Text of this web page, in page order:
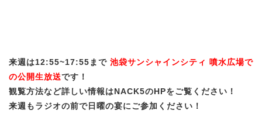
来週は12:55~17:55まで 池袋サンシャインシティ 噴水広場で
の公開生放送です！
観覧方法など詳しい情報はNACK5のHPをご覧ください！
来週もラジオの前で日曜の宴にご参加ください！